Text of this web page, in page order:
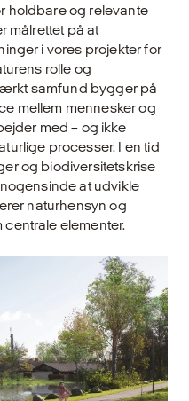
holdbare og relevante
målrettet på at
i vores projekter for
rolle og
samfund bygger på
mellem mennesker og
med – og ikke
processer. I en tid
og biodiversitetskrise
at udvikle
naturhensyn og
elementer.